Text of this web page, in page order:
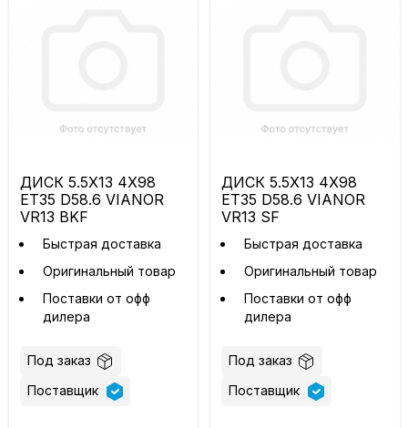
ДИСК 5.5X13 4X98
ET35 D58.6 VIANOR
VR13 BKF
Быстрая доставка
Оригинальный товар
Поставки от офф
дилера
Под заказ
Поставщик
ДИСК 5.5X13 4X98
ET35 D58.6 VIANOR
VR13 SF
Быстрая доставка
Оригинальный товар
Поставки от офф
дилера
Под заказ
Поставщик